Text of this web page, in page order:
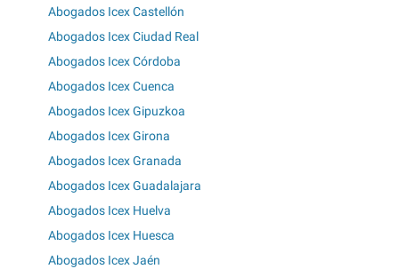
Abogados Icex Castellón
Abogados Icex Ciudad Real
Abogados Icex Córdoba
Abogados Icex Cuenca
Abogados Icex Gipuzkoa
Abogados Icex Girona
Abogados Icex Granada
Abogados Icex Guadalajara
Abogados Icex Huelva
Abogados Icex Huesca
Abogados Icex Jaén